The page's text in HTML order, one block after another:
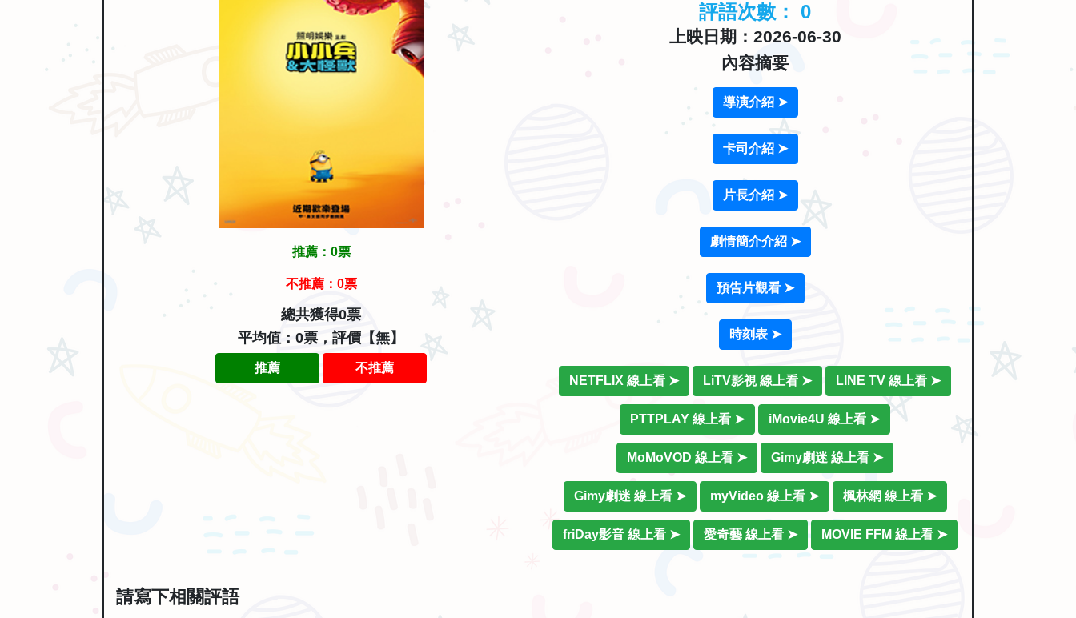
推薦： 0票
不推薦： 0票
總共獲得0票
平均值：0票，評價【無】
推薦 不推薦
評語次數： 0
上映日期：2026-06-30
內容摘要
導演介紹 ➤
卡司介紹 ➤
片長介紹 ➤
劇情簡介介紹 ➤
預告片觀看 ➤
時刻表 ➤
NETFLIX 線上看 ➤ LiTV影視 線上看 ➤ LINE TV 線上看 ➤
PTTPLAY 線上看 ➤ iMovie4U 線上看 ➤
MoMoVOD 線上看 ➤ Gimy劇迷 線上看 ➤
Gimy劇迷 線上看 ➤ myVideo 線上看 ➤ 楓林網 線上看 ➤
friDay影音 線上看 ➤ 愛奇藝 線上看 ➤ MOVIE FFM 線上看 ➤
請寫下相關評語